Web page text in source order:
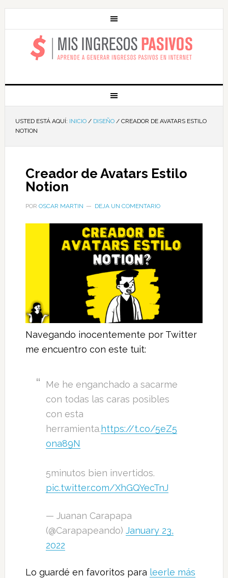
MIS INGRESOS
PASIVOS
USTED ESTÁ AQUÍ: INICIO / DISEÑO /CREADOR DE AVATARS ESTILO
NOTION
Creador de Avatars Estilo
Notion
POR OSCAR MARTIN DEJA UN COMENTARIO
Navegando inocentemente por Twitter
me encuentro con este tuit:
Me he enganchado a sacarme
con todas las caras posibles
con esta
herramienta.https://t.co/5eZ5
ona89N
5minutos bien invertidos.
pic.twitter.com/XhGQYecTnJ
— Juanan Carapapa
(@Carapapeando) January 23,
2022
Lo guardé en favoritos para leerle más